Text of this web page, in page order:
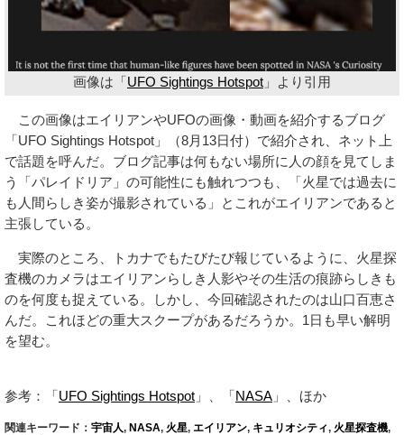
画像は「UFO Sightings Hotspot 」より引用
この画像はエイリアンやUFOの画像・動画を紹介するブログ
「UFO Sightings Hotspot」（8月13日付）で紹介され、ネット上
で話題を呼んだ。ブログ記事は何もない場所に人の顔を見てしま
う「パレイドリア」の可能性にも触れつつも、「火星では過去に
も人間らしき姿が撮影されている」とこれがエイリアンであると
主張している。
実際のところ、トカナでもたびたび報じているように、火星探
査機のカメラはエイリアンらしき人影やその生活の痕跡らしきも
のを何度も捉えている。しかし、今回確認されたのは山口百恵さ
んだ。これほどの重大スクープがあるだろうか。1日も早い解明
を望む。
参考：「UFO Sightings Hotspot 」、「NASA 」、ほか
関連キーワード： 宇宙人, NASA, 火星, エイリアン, キュリオシティ, 火星探査機,